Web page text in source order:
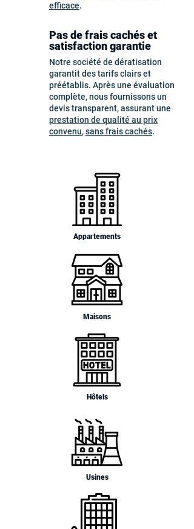
efficace.
Pas de frais cachés et
satisfaction garantie
Notre société de dératisation
garantit des tarifs clairs et
préétablis. Après une évaluation
complète, nous fournissons un
devis transparent, assurant une
prestation de qualité au prix
convenu,sans frais cachés.
Appartements
Maisons
Hôtels
Usines